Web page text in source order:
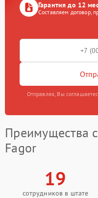
Гарантия до 12
Составляем договор,
Отправляя, Вы
Преимущества
Fagor
19
сотрудников в штате